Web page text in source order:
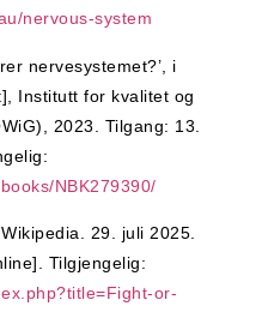
nervous-system
nervesystemet?’, i
Institutt for kvalitet og
2023. Tilgang: 13.
NBK279390/
29. juli 2025.
Tilgjengelig:
or-